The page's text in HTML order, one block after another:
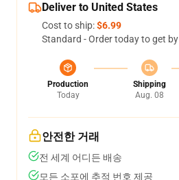
Deliver to United States
Cost to ship:$6.99
Standard - Order today to get by
Production
Today
Shipping
Aug. 08
안전한 거래
전 세계 어디든 배송
모든 소포에 추적 번호 제공